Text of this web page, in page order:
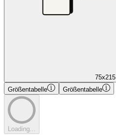
75x215
Größentabelle
Größentabelle
Loading...